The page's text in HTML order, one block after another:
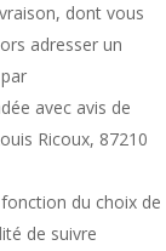
dont vous
adresser un
avec avis de
Ricoux, 87210
du choix de
de suivre